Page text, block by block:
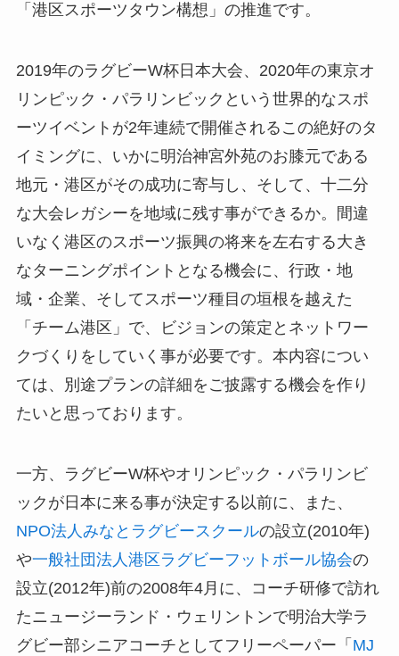
「港区スポーツタウン構想」の推進です。
2019年のラグビーW杯日本大会、2020年の東京オ
リンピック・パラリンビックという世界的なスポ
ーツイベントが2年連続で開催されるこの絶好のタ
イミングに、いかに明治神宮外苑のお膝元である
地元・港区がその成功に寄与し、そして、十二分
な大会レガシーを地域に残す事ができるか。間違
いなく港区のスポーツ振興の将来を左右する大き
なターニングポイントとなる機会に、行政・地
域・企業、そしてスポーツ種目の垣根を越えた
「チーム港区」で、ビジョンの策定とネットワー
クづくりをしていく事が必要です。本内容につい
ては、別途プランの詳細をご披露する機会を作り
たいと思っております。
一方、ラグビーW杯やオリンピック・パラリンビ
ックが日本に来る事が決定する以前に、また、
NPO法人みなとラグビースクールの設立(2010年)
や一般社団法人港区ラグビーフットボール協会の
設立(2012年)前の2008年4月に、コーチ研修で訪れ
たニュージーランド・ウェリントンで明治大学ラ
グビー部シニアコーチとしてフリーペーパー「 MJ